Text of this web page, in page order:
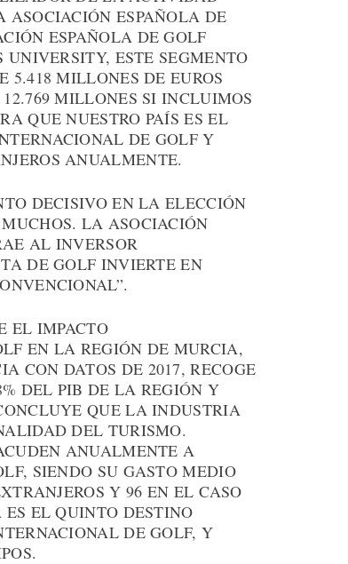
ASOCIACIÓN ESPAÑOLA DE
ESPAÑOLA DE GOLF
ESTE SEGMENTO
5.418 MILLONES DE EUROS
MILLONES SI INCLUIMOS
QUE NUESTRO PAÍS ES EL
DE GOLF Y
ANUALMENTE.
DECISIVO EN LA ELECCIÓN
LA ASOCIACIÓN
AL INVERSOR
DE GOLF INVIERTE EN
EL IMPACTO
EN LA REGIÓN DE MURCIA,
CON DATOS DE 2017, RECOGE
DEL PIB DE LA REGIÓN Y
QUE LA INDUSTRIA
DEL TURISMO.
ANUALMENTE A
SIENDO SU GASTO MEDIO
Y 96 EN EL CASO
EL QUINTO DESTINO
DE GOLF, Y